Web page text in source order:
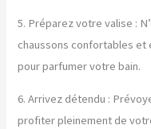
5. Préparez votre valise :
chaussons confortables
pour parfumer votre bain.
6. Arrivez détendu :
profiter pleinement de